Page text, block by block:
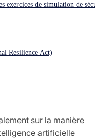
exercices de simulation de
Resilience Act)
sur la manière
artificielle